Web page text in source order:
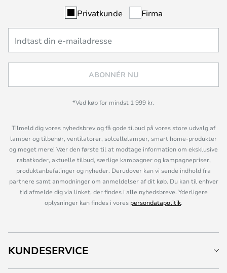
Privatkunde Firma
ABONNÉR NU
*Ved køb for mindst 1 999 kr.
Tilmeld dig vores nyhedsbrev og få gode tilbud på vores store udvalg af
lamper og tilbehør, ventilatorer, solcellelamper, smart home-produkter
og meget mere! Vær den første til at modtage information om eksklusive
rabatkoder, aktuelle tilbud, særlige kampagner og kampagnepriser,
produktanbefalinger og nyheder. Derudover kan vi sende indhold fra
partnere samt anmodninger om anmeldelser af dit køb. Du kan til enhver
tid afmelde dig via linket, der findes i alle nyhedsbreve. Yderligere
oplysninger kan findes i vores persondatapolitik.
KUNDESERVICE